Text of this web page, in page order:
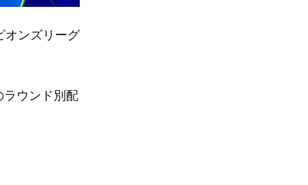
オンズリーグ
ウンド別配